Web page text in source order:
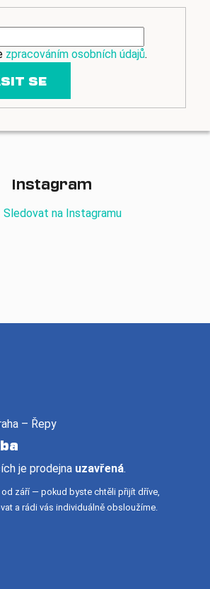
zpracováním osobních údajů.
SE
Instagram
Sledovat na Instagramu
– Řepy
je prodejna uzavřená.
září — pokud byste chtěli přijít dříve,
a rádi vás individuálně obsloužíme.